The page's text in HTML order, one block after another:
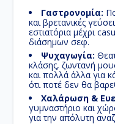
Γαστρονομία:
και βρετανικές
εστιατόρια μέχρι
διάσημων σεφ.
Ψυχαγωγία:
κλάσης, ζωντανή
και πολλά άλλα για
ότι ποτέ δεν θα
Χαλάρωση &
γυμναστήριο και
για την απόλυτη